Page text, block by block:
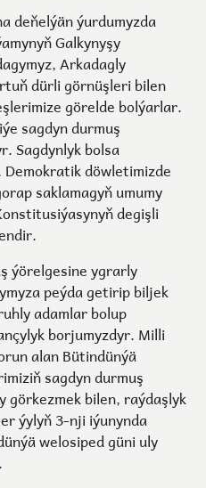
deňelýän ýurdumyzda
Galkynyşy
Arkadagly
dürli görnüşleri bilen
görelde bolýarlar.
sagdyn durmuş
Sagdynlyk bolsa
döwletimizde
saklamagyň umumy
degişli
ýörelgesine ygrarly
peýda getirip biljek
adamlar bolup
borjumyzdyr. Milli
alan Bütindünýä
sagdyn durmuş
bilen, raýdaşlyk
ýylyň 3-nji iýunynda
welosiped güni uly